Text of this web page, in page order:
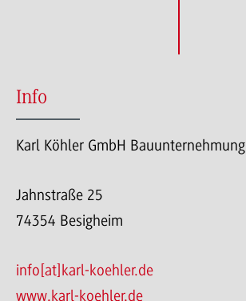
Info
Karl Köhler GmbH Bauunternehmung
Jahnstraße 25
74354 Besigheim
info[at]karl-koehler.de
www.karl-koehler.de